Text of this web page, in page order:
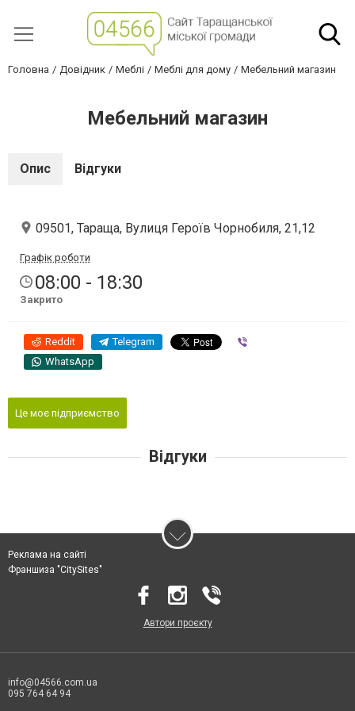
Головна Довідник Меблі Меблі для дому Мебельний магазин
Мебельний магазин
Опис Відгуки
09501, Тараща, Вулиця Героїв Чорнобиля, 21,12
Графік роботи
08:00 - 18:30
Закрито
Reddit Telegram
WhatsApp
Це моє підприємство
Відгуки
Реклама на сайті
Франшиза "CitySites"
Автори проєкту
info@04566.com.ua
095 764 64 94